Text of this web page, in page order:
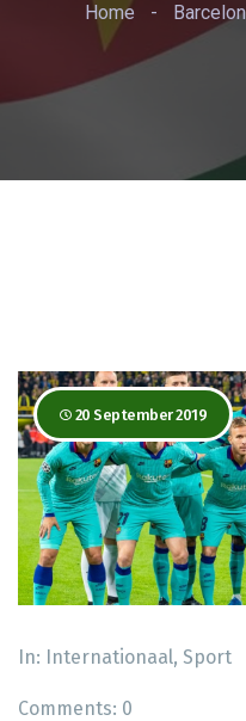
Home -
20 September 2019
In: Internationaal, Sport
Comments: 0